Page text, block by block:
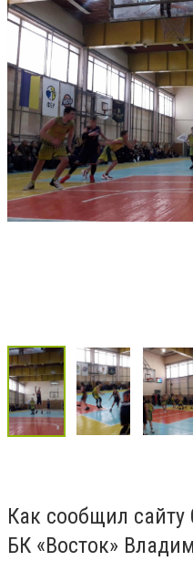
Как сообщил сайту
БК «Восток»